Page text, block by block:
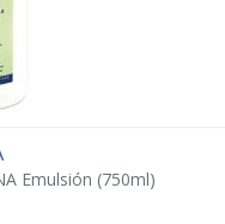
Emulsión (750ml)